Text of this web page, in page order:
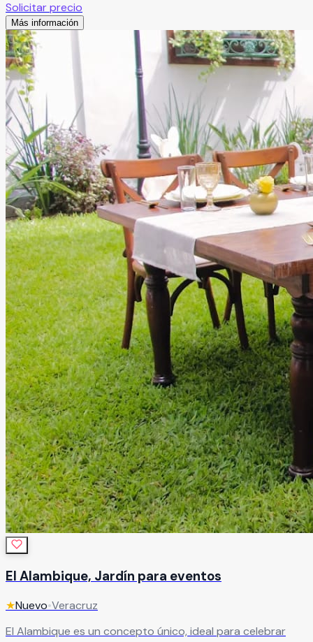
cada momento y hacer de tu evento una experiencia
inolvidable.Leer más
Solicitar precio
Más información
El Alambique, Jardín para eventos
★Nuevo•Veracruz
El Alambique es un concepto único, ideal para celebrar